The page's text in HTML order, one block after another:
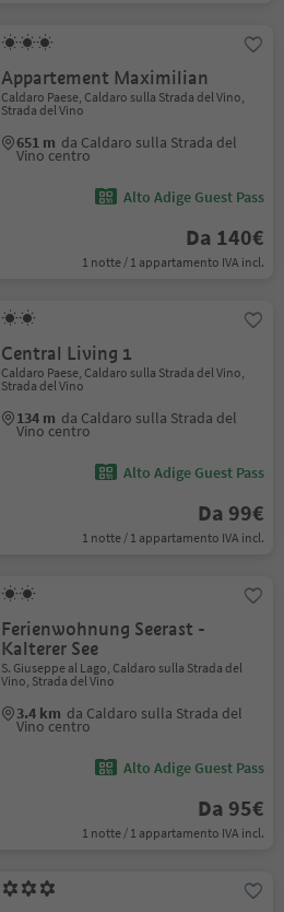
Appartement Maximilian
Caldaro Paese, Caldaro sulla Strada del Vino,
Strada del Vino
651 m da Caldaro sulla Strada del
Vino centro
Alto Adige Guest Pass
Da 140€
1 notte / 1 appartamento IVA incl.
Central Living 1
Caldaro Paese, Caldaro sulla Strada del Vino,
Strada del Vino
134 m da Caldaro sulla Strada del
Vino centro
Alto Adige Guest Pass
Da 99€
1 notte / 1 appartamento IVA incl.
Ferienwohnung Seerast -
Kalterer See
S. Giuseppe al Lago, Caldaro sulla Strada del
Vino, Strada del Vino
3.4 km da Caldaro sulla Strada del
Vino centro
Alto Adige Guest Pass
Da 95€
1 notte / 1 appartamento IVA incl.